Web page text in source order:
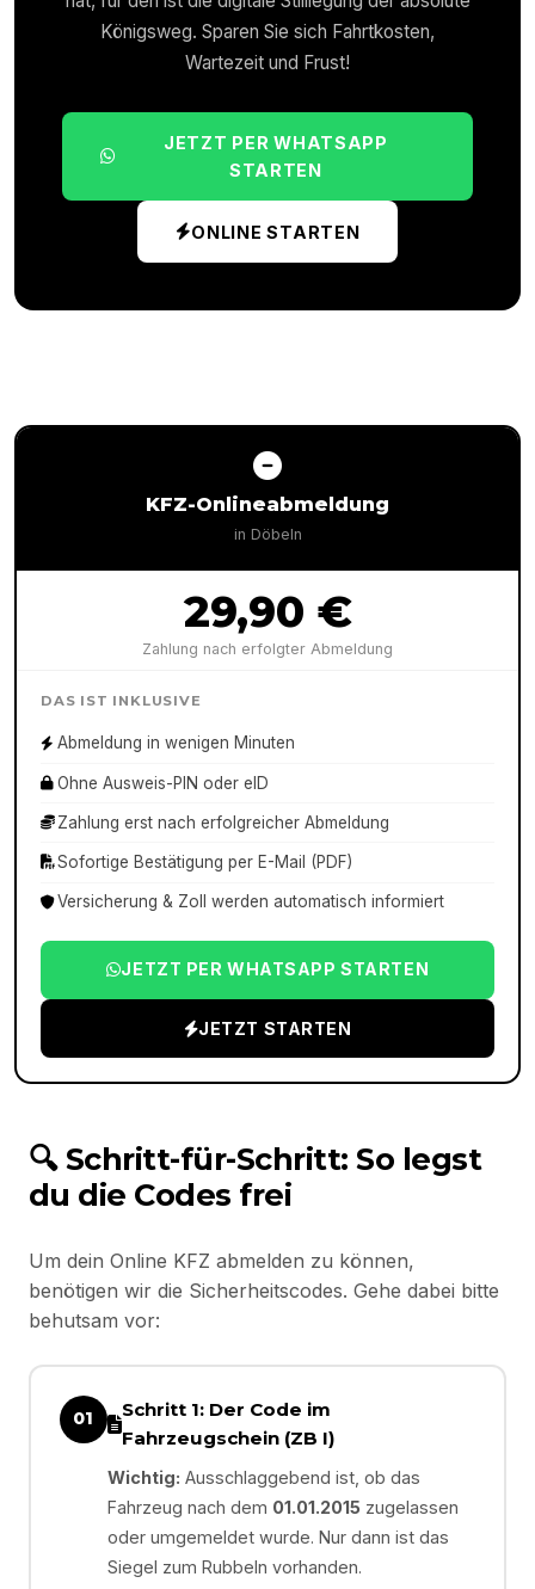
Königsweg. Sparen Sie sich Fahrtkosten,
Wartezeit und Frust!
JETZT PER WHATSAPP
STARTEN
ONLINE STARTEN
KFZ-Onlineabmeldung
in Döbeln
29,90 €
Zahlung nach erfolgter Abmeldung
DAS IST INKLUSIVE
Abmeldung in wenigen Minuten
Ohne Ausweis-PIN oder eID
Zahlung erst nach erfolgreicher Abmeldung
Sofortige Bestätigung per E-Mail (PDF)
Versicherung & Zoll werden automatisch informiert
JETZT PER WHATSAPP STARTEN
JETZT STARTEN
🔍 Schritt-für-Schritt: So legst
du die Codes frei
Um dein Online KFZ abmelden zu können,
benötigen wir die Sicherheitscodes. Gehe dabei bitte
behutsam vor:
01
Schritt 1: Der Code im
Fahrzeugschein (ZB I)
Wichtig: Ausschlaggebend ist, ob das
Fahrzeug nach dem 01.01.2015 zugelassen
oder umgemeldet wurde. Nur dann ist das
Siegel zum Rubbeln vorhanden.